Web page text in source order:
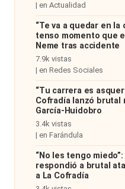
| en Actualidad
“Te va a quedar en
tenso momento que
Neme tras accidente
7.9k vistas
| en Redes Sociales
“Tu carrera es
Cofradía lanzó brutal
García-Huidobro
3.4k vistas
| en Farándula
“No les tengo
respondió a brutal
a La Cofradía